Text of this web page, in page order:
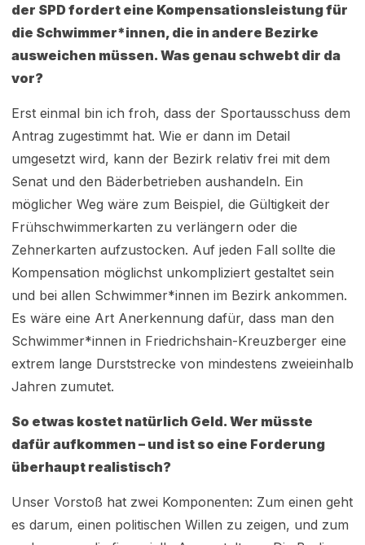
der SPD fordert eine Kompensationsleistung für
die Schwimmer*innen, die in andere Bezirke
ausweichen müssen. Was genau schwebt dir da
vor?
Erst einmal bin ich froh, dass der Sportausschuss dem
Antrag zugestimmt hat. Wie er dann im Detail
umgesetzt wird, kann der Bezirk relativ frei mit dem
Senat und den Bäderbetrieben aushandeln. Ein
möglicher Weg wäre zum Beispiel, die Gültigkeit der
Frühschwimmerkarten zu verlängern oder die
Zehnerkarten aufzustocken. Auf jeden Fall sollte die
Kompensation möglichst unkompliziert gestaltet sein
und bei allen Schwimmer*innen im Bezirk ankommen.
Es wäre eine Art Anerkennung dafür, dass man den
Schwimmer*innen in Friedrichshain-Kreuzberger eine
extrem lange Durststrecke von mindestens zweieinhalb
Jahren zumutet.
So etwas kostet natürlich Geld. Wer müsste
dafür aufkommen – und ist so eine Forderung
überhaupt realistisch?
Unser Vorstoß hat zwei Komponenten: Zum einen geht
es darum, einen politischen Willen zu zeigen, und zum